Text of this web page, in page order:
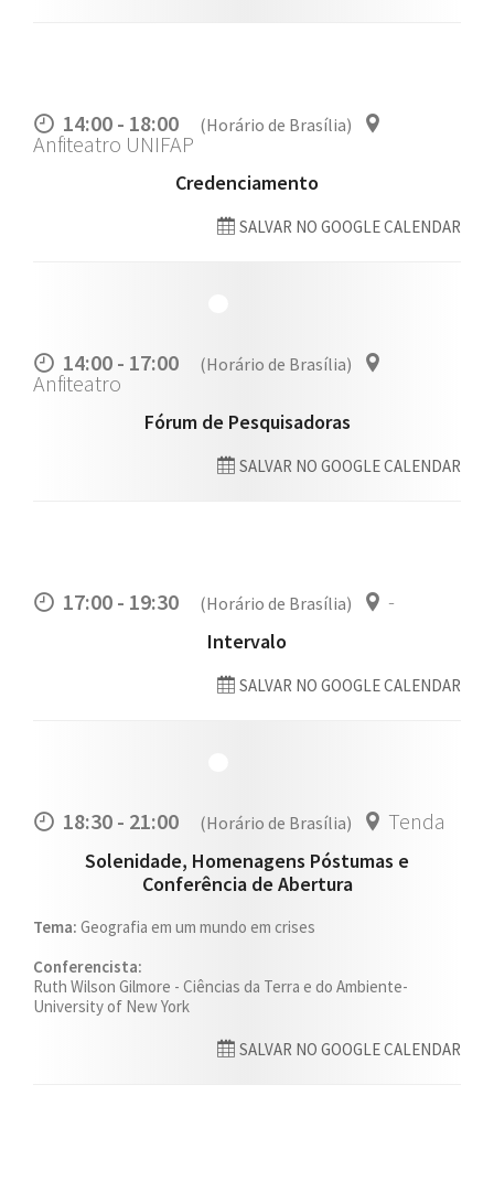
14:00 - 18:00 (Horário de Brasília)
Anfiteatro UNIFAP
Credenciamento
SALVAR NO GOOGLE CALENDAR
14:00 - 17:00 (Horário de Brasília)
Anfiteatro
Fórum de Pesquisadoras
SALVAR NO GOOGLE CALENDAR
17:00 - 19:30 (Horário de Brasília) -
Intervalo
SALVAR NO GOOGLE CALENDAR
18:30 - 21:00 (Horário de Brasília) Tenda
Solenidade, Homenagens Póstumas e
Conferência de Abertura
Tema: Geografia em um mundo em crises
Conferencista:
Ruth Wilson Gilmore - Ciências da Terra e do Ambiente-
University of New York
SALVAR NO GOOGLE CALENDAR